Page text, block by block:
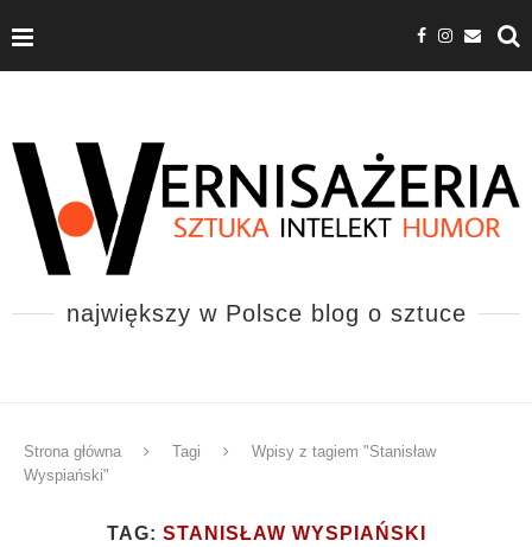
największy w Polsce blog o sztuce
Strona główna Tagi
Wpisy z tagiem "Stanisław
Wyspiański"
TAG: STANISŁAW WYSPIAŃSKI